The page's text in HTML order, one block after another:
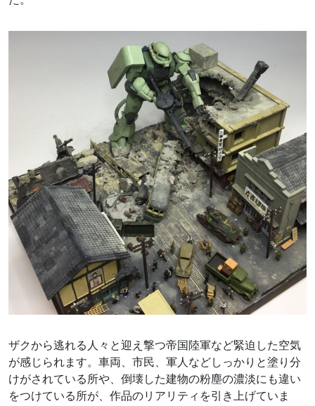
ザクから逃れる人々と迎え撃つ帝国陸軍など緊迫した空気
が感じられます。車両、市民、軍人などしっかりと塗り分
けがされている所や、倒壊した建物の粉塵の濃淡にも違い
をつけている所が、作品のリアリティを引き上げていま